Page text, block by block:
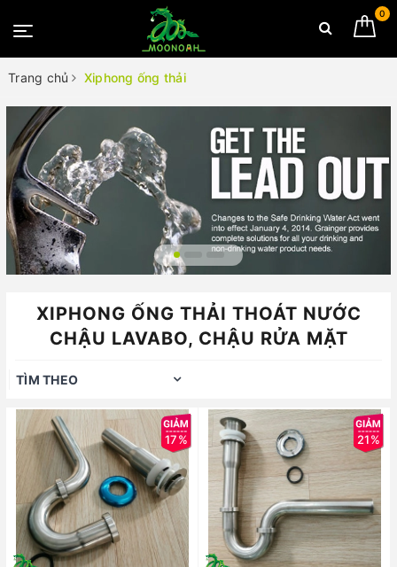
0
Trang chủ Xiphong ống thải
XIPHONG ỐNG THẢI THOÁT NƯỚC
CHẬU LAVABO, CHẬU RỬA MẶT
TÌM THEO
17% 21%